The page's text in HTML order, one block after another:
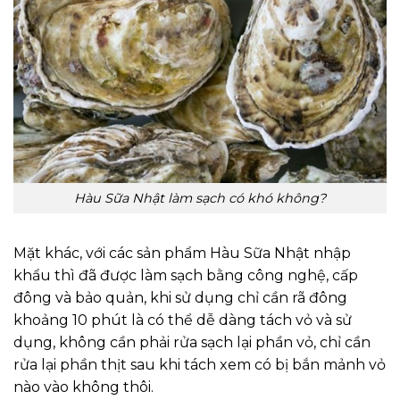
Hàu Sữa Nhật làm sạch có khó không?
Mặt khác, với các sản phẩm Hàu Sữa Nhật nhập
khẩu thì đã được làm sạch bằng công nghệ, cấp
đông và bảo quản, khi sử dụng chỉ cần rã đông
khoảng 10 phút là có thể dễ dàng tách vỏ và sử
dụng, không cần phải rửa sạch lại phần vỏ, chỉ cần
rửa lại phần thịt sau khi tách xem có bị bắn mảnh vỏ
nào vào không thôi.